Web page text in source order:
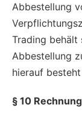
Abbestellung
Trading behält
Abbestellung
hierauf
§ 10